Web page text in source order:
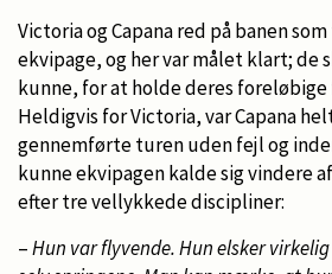
Victoria og Capana red på banen
ekvipage, og her var målet klart; de
kunne, for at holde deres
Heldigvis for Victoria, var Capana
gennemførte turen uden fejl og
kunne ekvipagen kalde sig vindere
efter tre vellykkede discipliner:
–Hun var flyvende. Hun elsker